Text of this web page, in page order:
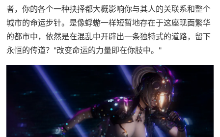
者，你的各个一种抉择都大概影响你与其人的关联系和整个
城市的命运步针。是像蜉蝣一样短暂地存在于这座现面繁华
的都市中，依然是在混乱中开辟出一条独特式的道路，留下
永恒的传道？"改变命运的力量即在你肢中。"